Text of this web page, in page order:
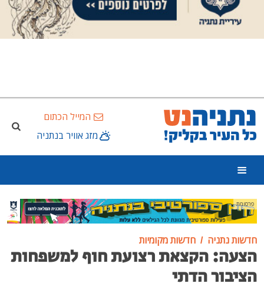
המייל הכתום
מזג אוויר בנתניה
פרסומת
חדשות נתניה חדשות מקומיות
הצעה: הקצאת רצועת חוף למשפחות
הציבור הדתי